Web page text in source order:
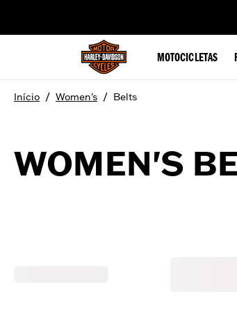
MOTOCICLETAS
Início / Women's / Belts
WOMEN'S